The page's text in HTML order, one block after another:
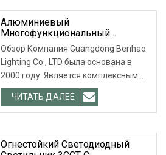
Алюминиевый
Многофункциональный
Светильник Для Внутреннего
Освещения, Складной
Магнитный Светодиодный
Светильник С Регулируемой
Яркостью Для Потолка
Обзор Компания Guangdong Benhao
Lighting Co., LTD была основана в
2000 году. Является комплексным
поставщиком решений д
ЧИТАТЬ ДАЛЕЕ
Огнестойкий Светодиодный